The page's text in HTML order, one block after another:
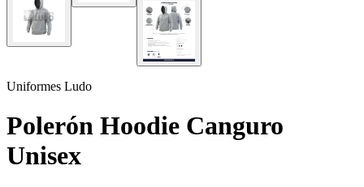
Uniformes Ludo
Polerón Hoodie Canguro
Unisex